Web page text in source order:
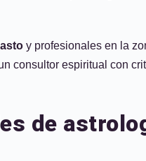
y profesionales en la
consultor espiritual con
de